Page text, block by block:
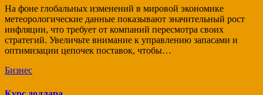
На фоне глобальных изменений в мировой экономике
метеорологические данные показывают значительный рост
инфляции, что требует от компаний пересмотра своих
стратегий. Увеличьте внимание к управлению запасами и
оптимизации цепочек поставок, чтобы…
Бизнес